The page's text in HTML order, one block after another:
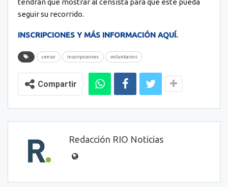
seguir su recorrido.
INSCRIPCIONES Y MÁS INFORMACIÓN AQUÍ.
censo inscripciones voluntarios
Compartir
Redacción RIO Noticias